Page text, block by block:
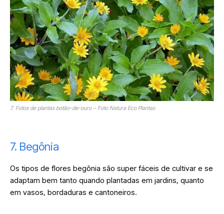
7. Fotos de plantas botão-de-ouro – Foto Natura Eco Plantas
7. Begônia
Os tipos de flores begônia são super fáceis de cultivar e se
adaptam bem tanto quando plantadas em jardins, quanto
em vasos, bordaduras e cantoneiros.